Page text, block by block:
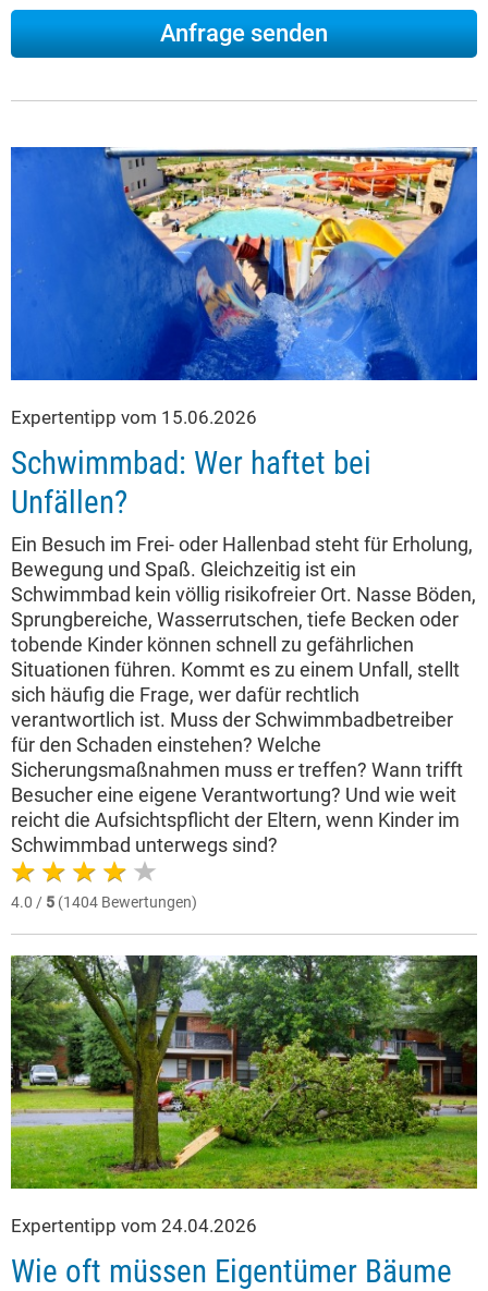
Expertentipp vom 15.06.2026
Schwimmbad: Wer haftet bei
Unfällen?
Ein Besuch im Frei- oder Hallenbad steht für Erholung,
Bewegung und Spaß. Gleichzeitig ist ein
Schwimmbad kein völlig risikofreier Ort. Nasse Böden,
Sprungbereiche, Wasserrutschen, tiefe Becken oder
tobende Kinder können schnell zu gefährlichen
Situationen führen. Kommt es zu einem Unfall, stellt
sich häufig die Frage, wer dafür rechtlich
verantwortlich ist. Muss der Schwimmbadbetreiber
für den Schaden einstehen? Welche
Sicherungsmaßnahmen muss er treffen? Wann trifft
Besucher eine eigene Verantwortung? Und wie weit
reicht die Aufsichtspflicht der Eltern, wenn Kinder im
Schwimmbad unterwegs sind?
4.0 / 5 (1404 Bewertungen)
Expertentipp vom 24.04.2026
Wie oft müssen Eigentümer Bäume